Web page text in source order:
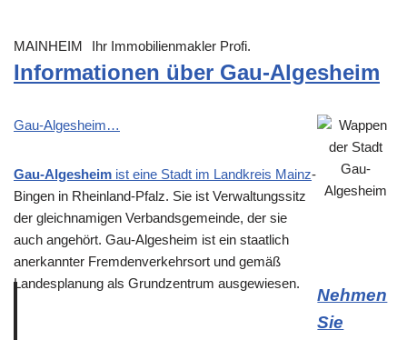
MAINHEIM Ihr Immobilienmakler Profi.
Informationen über Gau-Algesheim
Gau-Algesheim…
Gau-Algesheim ist eine Stadt im Landkreis Mainz-
Bingen in Rheinland-Pfalz. Sie ist Verwaltungssitz
der gleichnamigen Verbandsgemeinde, der sie
auch angehört. Gau-Algesheim ist ein staatlich
anerkannter Fremdenverkehrsort und gemäß
Landesplanung als Grundzentrum ausgewiesen.
Nehmen
Sie